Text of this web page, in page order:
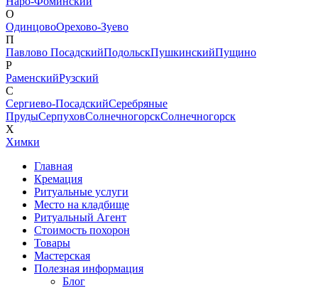
О
ОдинцовоОрехово-Зуево
П
Павлово ПосадскийПодольскПушкинскийПущино
Р
РаменскийРузский
С
Сергиево-ПосадскийСеребряные
ПрудыСерпуховСолнечногорскСолнечногорск
Х
Химки
Главная
Кремация
Ритуальные услуги
Место на кладбище
Ритуальный Агент
Стоимость похорон
Товары
Мастерская
Полезная информация
Блог